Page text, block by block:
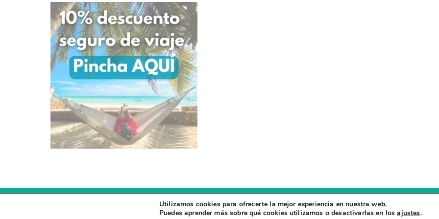
Copyright © 2026Zapatillas Viajeras
Utilizamos cookies para ofrecerte la mejor experiencia en nuestra web.
Puedes aprender más sobre qué cookies utilizamos o desactivarlas en losajustes.